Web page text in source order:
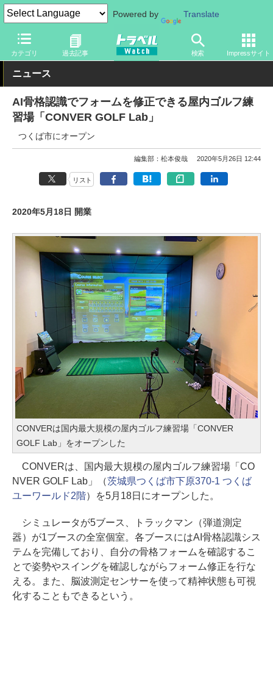
Powered by Translate
カテゴリ 過去記事 検索 Impressサイト
トラベル Watch 地域 国内旅行 関東
ニュース
AI骨格認識でフォームを修正できる屋内ゴルフ練
習場「CONVER GOLF Lab」
つくば市にオープン
編集部：松本俊哉 2020年5月26日 12:44
リスト
2020年5月18日 開業
CONVERは国内最大規模の屋内ゴルフ練習場「CONVER
GOLF Lab」をオープンした
CONVERは、国内最大規模の屋内ゴルフ練習場「CO
NVER GOLF Lab」（茨城県つくば市下原370-1 つくば
ユーワールド2階）を5月18日にオープンした。
シミュレータが5ブース、トラックマン（弾道測定
器）が1ブースの全室個室。各ブースにはAI骨格認識シス
テムを完備しており、自分の骨格フォームを確認するこ
とで姿勢やスイングを確認しながらフォーム修正を行な
える。また、脳波測定センサーを使って精神状態も可視
化することもできるという。